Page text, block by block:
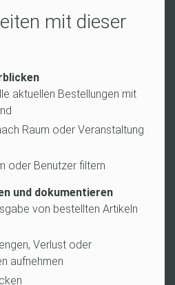
mit dieser
aktuellen Bestellungen mit
Raum oder Veranstaltung
oder Benutzer filtern
und dokumentieren
von bestellten Artikeln
Verlust oder
aufnehmen